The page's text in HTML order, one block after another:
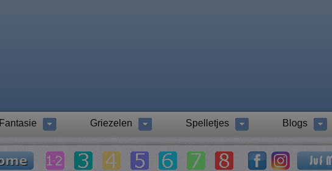
Fantasie Griezelen Spelletjes Blogs